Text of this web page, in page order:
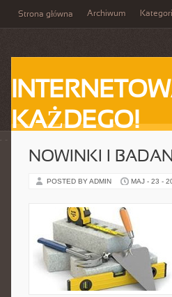
Strona główna Archiwum
KAŻDEGO!
NOWINKI I
POSTED BY ADMIN MAJ - 23 -